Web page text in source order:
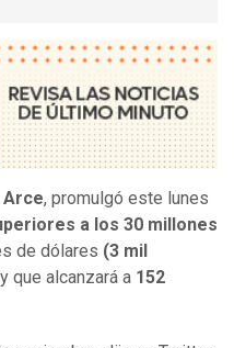
Arce, promulgó este lunes
a los 30 millones
de dólares (3 mil
que alcanzará a 152